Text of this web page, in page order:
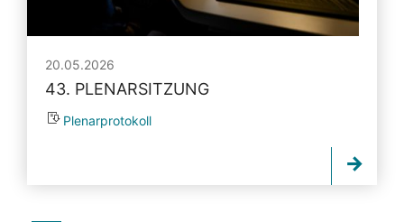
20.05.2026
43. PLENARSITZUNG
Plenarprotokoll